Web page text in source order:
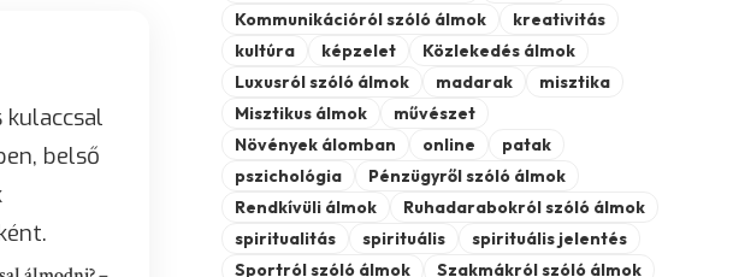
Kommunikációról szóló álmok
kreativitás
kultúra
képzelet
Közlekedés álmok
Luxusról szóló álmok
madarak
misztika
Misztikus álmok
művészet
Növények álomban
online
patak
pszichológia
Pénzügyről szóló álmok
Rendkívüli álmok
Ruhadarabokról szóló álmok
spiritualitás
spirituális
spirituális jelentés
Sportról szóló álmok
Szakmákról szóló álmok